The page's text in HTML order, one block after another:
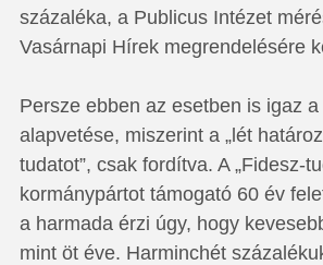
százaléka, a Publicus Intézet
Vasárnapi Hírek megrendelésére
Persze ebben az esetben is igaz
alapvetése, miszerint a „lét
tudatot”, csak fordítva. A „Fidesz-
kormánypártot támogató 60 év
a harmada érzi úgy, hogy
mint öt éve. Harminchét